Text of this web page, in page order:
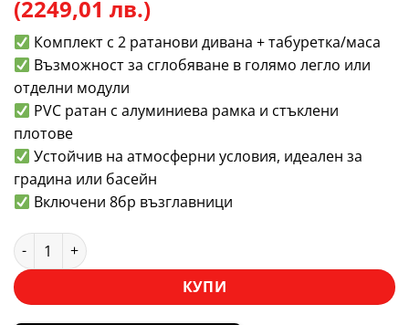
(2249,01 лв.)
Комплект с 2 ратанови дивана + табуретка/маса
Възможност за сглобяване в голямо легло или
отделни модули
PVC ратан с алуминиева рамка и стъклени
плотове
Устойчив на атмосферни условия, идеален за
градина или басейн
Включени 8бр възглавници
количество за Градински комплект Long Beach: 2
КУПИ